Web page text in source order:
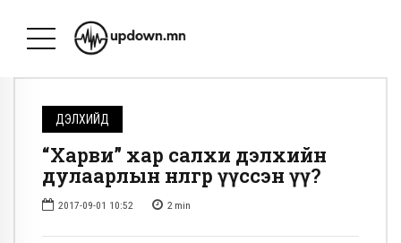
ДЭЛХИЙД
“Харви” хар салхи дэлхийн
дулаарлын нөлөөгөөр үүссэн үү?
2017-09-01 10:52 2 min